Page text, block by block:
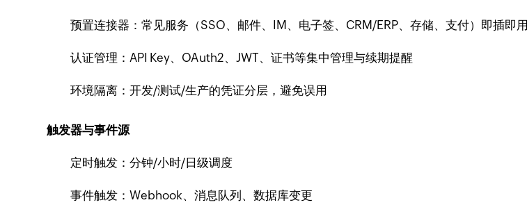
预置连接器：常见服务（SSO、邮件、IM、电子签、CRM/ERP、存储、支付）即插即用
认证管理：API Key、OAuth2、JWT、证书等集中管理与续期提醒
环境隔离：开发/测试/生产的凭证分层，避免误用
触发器与事件源
定时触发：分钟/小时/日级调度
事件触发：Webhook、消息队列、数据库变更